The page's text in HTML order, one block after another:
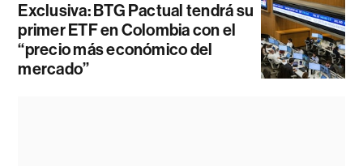
Exclusiva: BTG Pactual tendrá su
primer ETF en Colombia con el
“precio más económico del
mercado”